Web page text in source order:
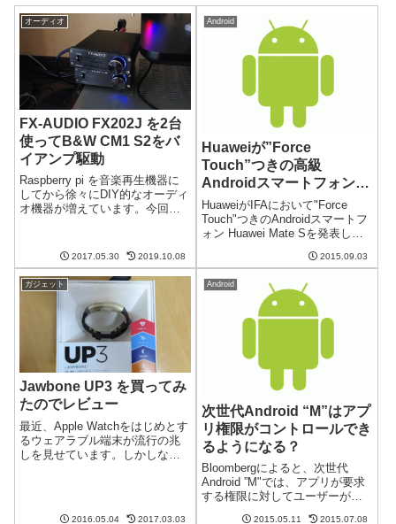
オーディオ
FX-AUDIO FX202J を2台
使ってB&W CM1 S2をバ
イアンプ駆動
Raspberry pi を音楽再生機器に
してから徐々にDIY的なオーディ
オ機器が増えています。今回は
バイアンプ駆動を実現です。安
くて音が良いFX202J前回のブロ
グでも書いたとおり、...
2017.05.30 2019.10.08
Android
Huaweiが”Force
Touch”つきの高級
Androidスマートフォン
Huawei Mate Sを発表
HuaweiがIFAにおいて"Force
Touch"つきのAndroidスマートフ
ォン Huawei Mate Sを発表しま
つフラッグシップモデルです
認証機能と"Force Touc...
2015.09.03
ガジェット
Jawbone UP3 を買ってみ
たのでレビュー
最近、Apple Watchをはじめとす
るウェアラブル端末が流行の兆
しを見せています。しかしなが
2016.05.04 2017.03.03
Android
次世代Android “M”はアプ
リ権限がコントロールでき
るようになる？
Bloombergによると、次世代
Android ”M"では、アプリが要求
する権限に対してユーザーがそ
2015.05.11 2015.07.08